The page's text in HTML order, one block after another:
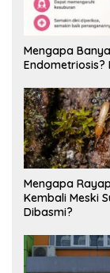
Mengapa
Endometriosis?
Mengapa
Kembali Meski
Dibasmi?